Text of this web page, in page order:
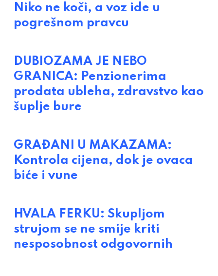
Niko ne koči, a voz ide u
pogrešnom pravcu
DUBIOZAMA JE NEBO
GRANICA: Penzionerima
prodata ubleha, zdravstvo kao
šuplje bure
GRAĐANI U MAKAZAMA:
Kontrola cijena, dok je ovaca
biće i vune
HVALA FERKU: Skupljom
strujom se ne smije kriti
nesposobnost odgovornih